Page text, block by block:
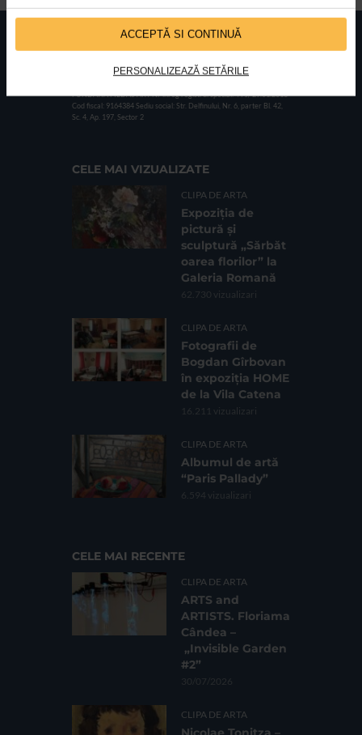
ACCEPTĂ SI CONTINUĂ
PERSONALIZEAZĂ SETĂRILE
FUNDATIA FILDAS ARTNr inreg registrul special: 4 PJ/ 29.01.2013
Cod fiscal: 9164384 Sediu social: Str. Delfinului, Nr. 6, parter Bl. 42,
Sc. 4, Ap. 197, Sector 2
CELE MAI VIZUALIZATE
CLIPA DE ARTA
Expoziția de
pictură și
sculptură „Sărbăt
oarea florilor” la
Galeria Romană
62.730 vizualizari
CLIPA DE ARTA
Fotografii de
Bogdan Gîrbovan
în expoziția HOME
de la Vila Catena
16.211 vizualizari
CLIPA DE ARTA
Albumul de artă
“Paris Pallady”
6.594 vizualizari
CELE MAI RECENTE
CLIPA DE ARTA
ARTS and
ARTISTS. Floriama
Cândea –
„Invisible Garden
#2”
30/07/2026
CLIPA DE ARTA